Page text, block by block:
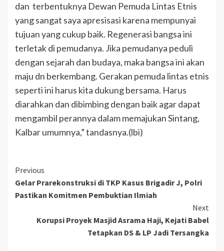
dan terbentuknya Dewan Pemuda Lintas Etnis
yang sangat saya apresisasi karena mempunyai
tujuan yang cukup baik. Regenerasi bangsa ini
terletak di pemudanya. Jika pemudanya peduli
dengan sejarah dan budaya, maka bangsa ini akan
maju dn berkembang. Gerakan pemuda lintas etnis
seperti ini harus kita dukung bersama. Harus
diarahkan dan dibimbing dengan baik agar dapat
mengambil perannya dalam memajukan Sintang,
Kalbar umumnya,” tandasnya.(lbi)
Previous
Gelar Prarekonstruksi di TKP Kasus Brigadir J, Polri
Pastikan Komitmen Pembuktian Ilmiah
Next
Korupsi Proyek Masjid Asrama Haji, Kejati Babel
Tetapkan DS & LP Jadi Tersangka